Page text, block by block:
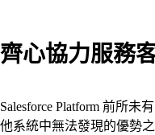
齊心協力服務
Salesforce Platform 前所
他系統中無法發現的優勢之